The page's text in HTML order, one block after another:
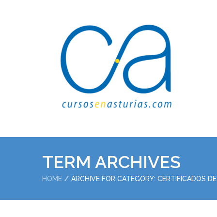
TERM ARCHIVES
HOME ARCHIVE FOR CATEGORY: CERTIFICADOS